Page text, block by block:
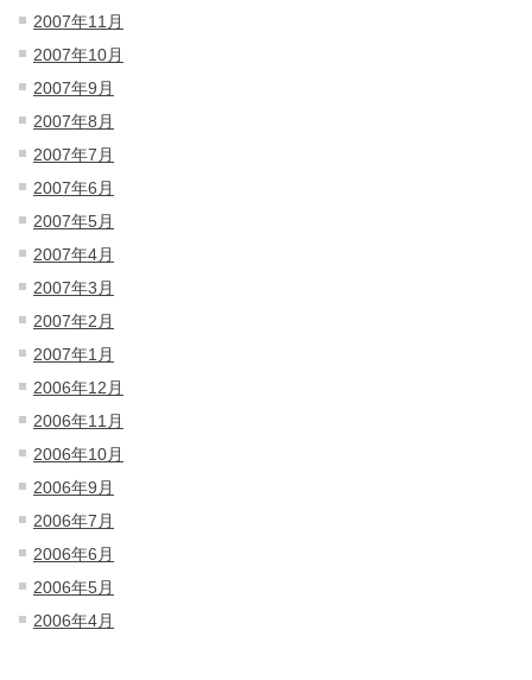
2007年11月
2007年10月
2007年9月
2007年8月
2007年7月
2007年6月
2007年5月
2007年4月
2007年3月
2007年2月
2007年1月
2006年12月
2006年11月
2006年10月
2006年9月
2006年7月
2006年6月
2006年5月
2006年4月